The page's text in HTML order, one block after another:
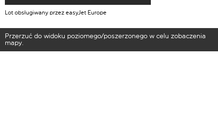
Lot obsługiwany przez easyJet Europe
Przerzuć do widoku poziomego/poszerzonego w celu zobaczenia
mapy.